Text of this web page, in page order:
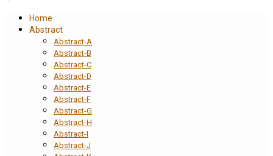
Home
Abstract
Abstract-A
Abstract-B
Abstract-C
Abstract-D
Abstract-E
Abstract-F
Abstract-G
Abstract-H
Abstract-I
Abstract-J